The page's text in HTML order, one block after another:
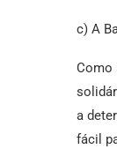
c) A
Como
a
fácil